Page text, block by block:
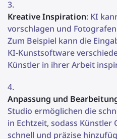
Kreative Inspiration: KI
vorschlagen und
Zum Beispiel kann die
KI-Kunstsoftware
Künstler in ihrer Arbeit
Anpassung und
Studio ermöglichen die
in Echtzeit, sodass
schnell und präzise